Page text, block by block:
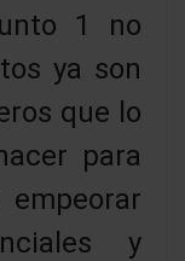
1 no
ya son
que lo
para
y